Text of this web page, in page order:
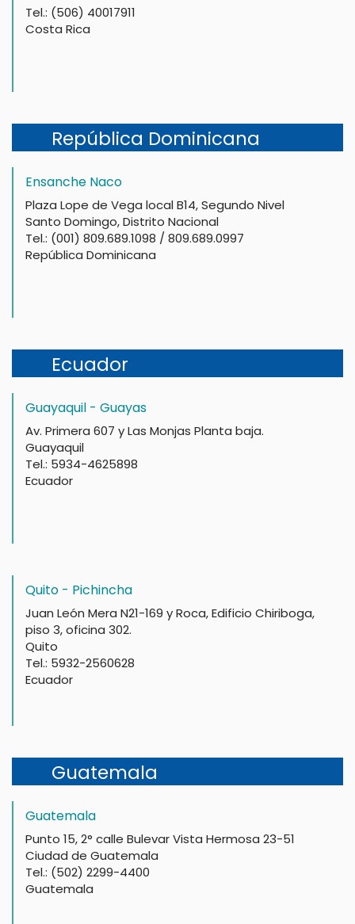
Tel.: (506) 40017911
Costa Rica
República Dominicana
Ensanche Naco
Plaza Lope de Vega local B14, Segundo Nivel
Santo Domingo, Distrito Nacional
Tel.: (001) 809.689.1098 / 809.689.0997
República Dominicana
Ecuador
Guayaquil - Guayas
Av. Primera 607 y Las Monjas Planta baja.
Guayaquil
Tel.: 5934-4625898
Ecuador
Quito - Pichincha
Juan León Mera N21-169 y Roca, Edificio Chiriboga,
piso 3, oficina 302.
Quito
Tel.: 5932-2560628
Ecuador
Guatemala
Guatemala
Punto 15, 2° calle Bulevar Vista Hermosa 23-51
Ciudad de Guatemala
Tel.: (502) 2299-4400
Guatemala